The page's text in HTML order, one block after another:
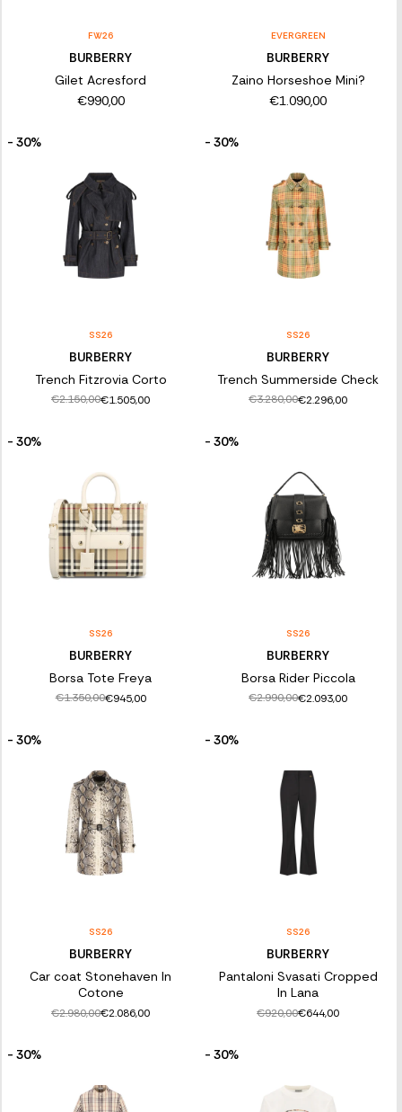
FW26
BURBERRY
Gilet Acresford
€990,00
EVERGREEN
BURBERRY
Zaino Horseshoe Mini?
€1.090,00
- 30%
SS26
BURBERRY
Trench Fitzrovia Corto
€2.150,00€1.505,00
- 30%
SS26
BURBERRY
Trench Summerside Check
€3.280,00€2.296,00
- 30%
SS26
BURBERRY
Borsa Tote Freya
€1.350,00€945,00
- 30%
SS26
BURBERRY
Borsa Rider Piccola
€2.990,00€2.093,00
- 30%
SS26
BURBERRY
Car coat Stonehaven In
Cotone
€2.980,00€2.086,00
- 30%
SS26
BURBERRY
Pantaloni Svasati Cropped
In Lana
€920,00€644,00
- 30% - 30%